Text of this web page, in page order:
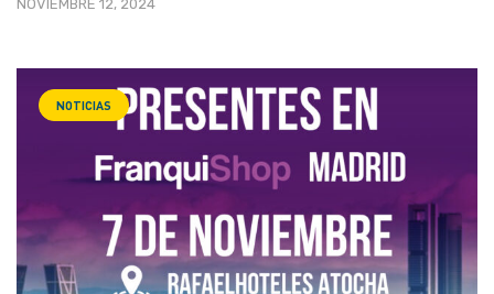
NOVIEMBRE 12, 2024
NOTICIAS